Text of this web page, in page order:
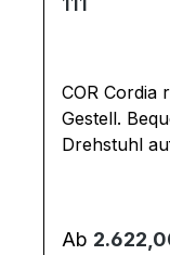
COR Cordia
Gestell. Bequemer höhenverstellbarer
Drehstuhl
73
Regulärer
Ab